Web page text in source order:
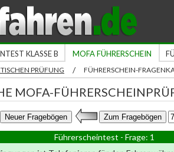
KLASSE B MOFA FÜHRERSCHEIN
PRÜFUNG / FÜHRERSCHEIN-
MOFA-
Führerscheintest - Frage: 1